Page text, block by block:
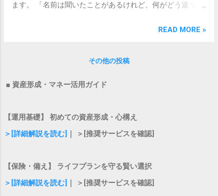
ます。 「名前は聞いたことがあるけれど、何がどう違う
の？」 そんな疑問や不安を抱えていませんか？お金のこと
仕組みや違い、それぞれのメリット・デメリットを分かり
ぴったりな方法を見つけて、安心してマイホームの第一歩
ておきましょう。言葉は似ていますが、契約の形やリスク
の分担方法に大きな違いがあります。 ペアローンとは？ ペ
者、妻が連帯保証人（妻のローン） 妻が主債務者、夫が連
帯保証人（夫のローン） このように、お互いが「自分のロ
READ MORE »
その他の投稿
■ 資産形成・マネー活用ガイド
【運用基礎】 初めての資産形成・心構え
＞[詳細解説を読む]
｜ ＞[推奨サービスを確認]
【保険・備え】 ライフプランを守る賢い選択
＞[詳細解説を読む]
｜ ＞[推奨サービスを確認]